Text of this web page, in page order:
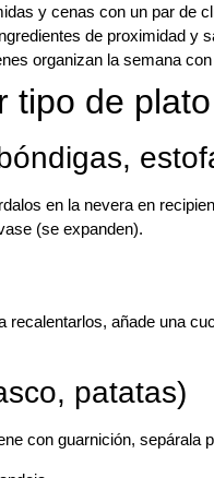
y cenas con un par de
de proximidad y
organizan la semana
tipo de plato
en la nevera en
(se expanden).
añade una
patatas)
con guarnición, sepárala